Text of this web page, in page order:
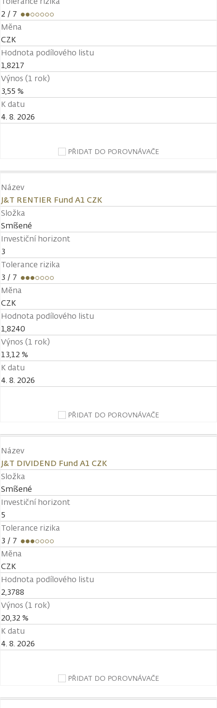
2 / 7
Měna
CZK
Hodnota podílového listu
1,8217
Výnos (1 rok)
3,55 %
K datu
4. 8. 2026
PŘIDAT DO POROVNÁVAČE
Název
J&T RENTIER Fund A1 CZK
Složka
Smíšené
Investiční horizont
3
Tolerance rizika
3 / 7
Měna
CZK
Hodnota podílového listu
1,8240
Výnos (1 rok)
13,12 %
K datu
4. 8. 2026
PŘIDAT DO POROVNÁVAČE
Název
J&T DIVIDEND Fund A1 CZK
Složka
Smíšené
Investiční horizont
5
Tolerance rizika
3 / 7
Měna
CZK
Hodnota podílového listu
2,3788
Výnos (1 rok)
20,32 %
K datu
4. 8. 2026
PŘIDAT DO POROVNÁVAČE